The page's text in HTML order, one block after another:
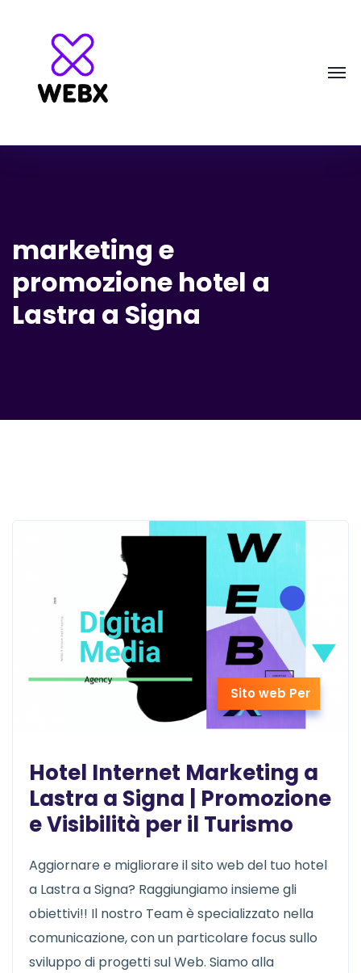
marketing e
promozione hotel a
Lastra a Signa
Sito web Per
Hotel Internet Marketing a
Lastra a Signa | Promozione
e Visibilità per il Turismo
Aggiornare e migliorare il sito web del tuo hotel
a Lastra a Signa? Raggiungiamo insieme gli
obiettivi!! Il nostro Team è specializzato nella
comunicazione, con un particolare focus sullo
sviluppo di progetti sul Web. Siamo alla